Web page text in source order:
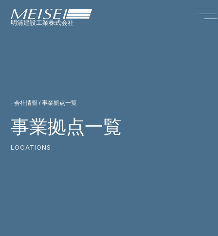
明清建設工業株式会社
- 会社情報 / 事業拠点一覧
事業拠点一覧
LOCATIONS